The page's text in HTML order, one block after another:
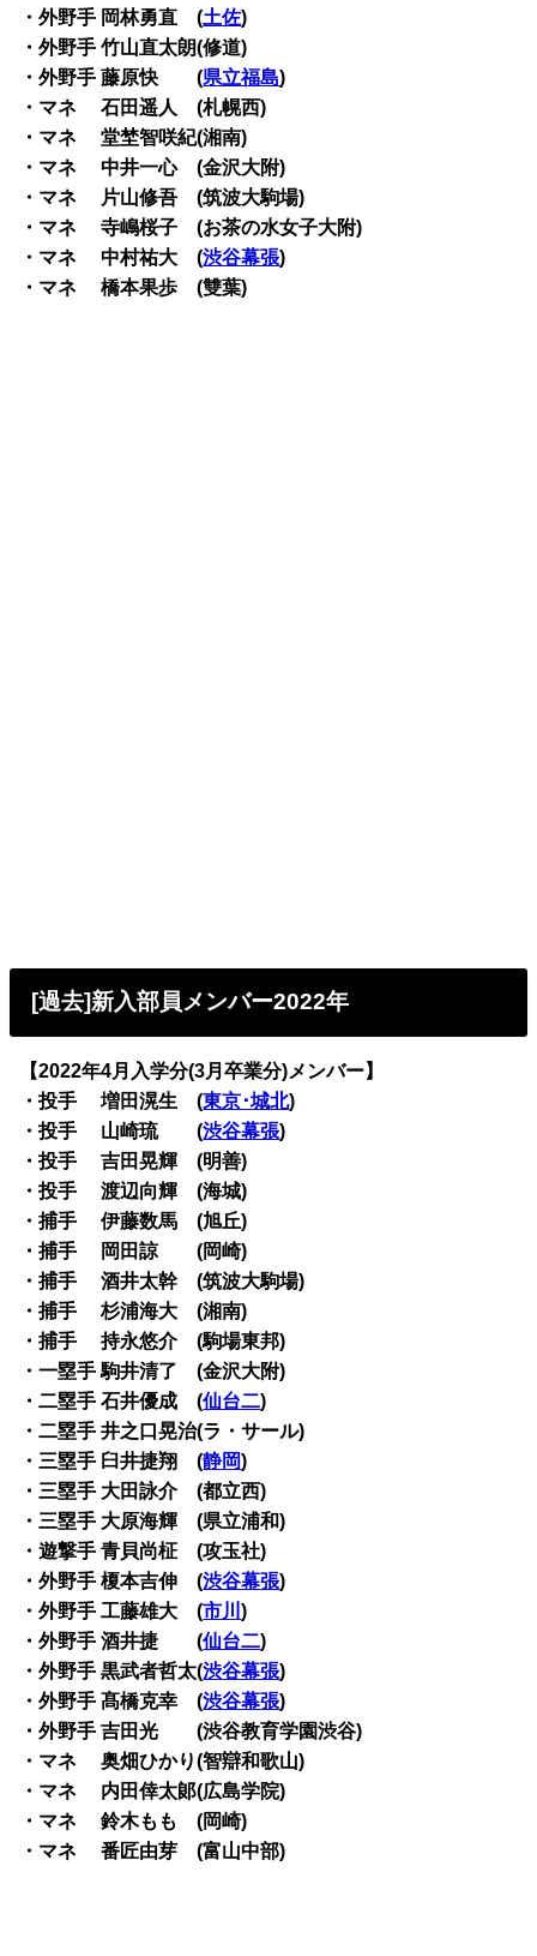
・外野手 岡林勇直 (土佐)
・外野手 竹山直太朗(修道)
・外野手 藤原快 (県立福島)
・マネ石田遥人 (札幌西)
・マネ堂埜智咲紀(湘南)
・マネ中井一心 (金沢大附)
・マネ
片山修吾 (筑波大駒場)
・マネ寺嶋桜子 (お茶の水女子大附)
・マネ中村祐大 (渋谷幕張)
・マネ橋本果歩 (雙葉)
[過去]新入部員メンバー2022年
【2022年4月入学分(3月卒業分)メンバー】
・投手 増田滉生 (東京･城北)
・投手 山崎琉 (渋谷幕張)
・投手 吉田晃輝 (明善)
・投手 渡辺向輝 (海城)
・捕手 伊藤数馬 (旭丘)
・捕手 岡田諒 (岡崎)
・捕手 酒井太幹 (筑波大駒場)
・捕手 杉浦海大 (湘南)
・捕手 持永悠介 (駒場東邦)
・一塁手 駒井清了 (金沢大附)
・二塁手 石井優成 (仙台二)
・二塁手 井之口晃治(ラ・サール)
・三塁手 臼井捷翔 (静岡)
・三塁手 大田詠介 (都立西)
・三塁手 大原海輝 (県立浦和)
・遊撃手 青貝尚柾 (攻玉社)
・外野手 榎本吉伸 (渋谷幕張)
・外野手 工藤雄大 (市川)
・外野手 酒井捷 (仙台二)
・外野手 黒武者哲太(渋谷幕張)
・外野手 髙橋克幸 (渋谷幕張)
・外野手 吉田光 (渋谷教育学園渋谷)
・マネ 奥畑ひかり(智辯和歌山)
・マネ 内田倖太郞(広島学院)
・マネ鈴木もも (岡崎)
・マネ番匠由芽 (富山中部)